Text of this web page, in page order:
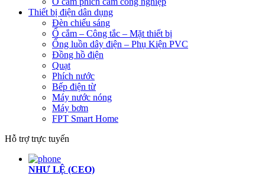
Thiết bị điện dân dụng
Đèn chiếu sáng
Ổ cắm – Công tắc – Mặt thiết bị
Ống luồn dây điện – Phụ Kiện PVC
Đồng hồ điện
Quạt
Phích nước
Bếp điện từ
Máy nước nóng
Máy bơm
FPT Smart Home
Hỗ trợ trực tuyến
NHƯ LỆ (CEO)